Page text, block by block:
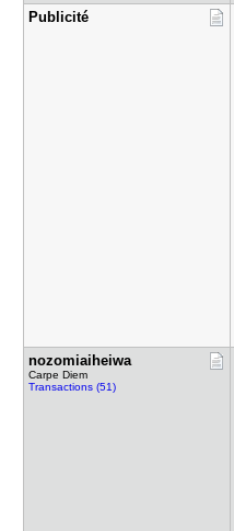
Publicité
nozomiaihe​iwa
Carpe Diem
Transactions (51)